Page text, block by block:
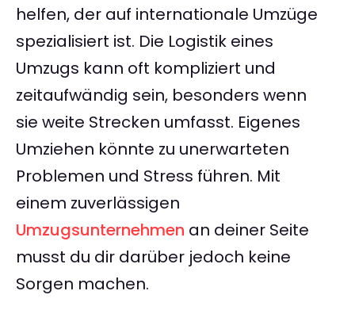
helfen, der auf internationale Umzüge
spezialisiert ist. Die Logistik eines
Umzugs kann oft kompliziert und
zeitaufwändig sein, besonders wenn
sie weite Strecken umfasst. Eigenes
Umziehen könnte zu unerwarteten
Problemen und Stress führen. Mit
einem zuverlässigen
Umzugsunternehmen an deiner Seite
musst du dir darüber jedoch keine
Sorgen machen.